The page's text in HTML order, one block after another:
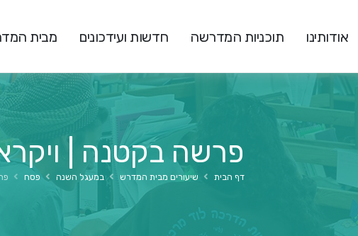
אודותינו תוכניות המדרשה חדשות ועידכונים מבית
פרשה בקטנה |
דף הבית שיעורים מבית המדרש במעגל השנה פסח